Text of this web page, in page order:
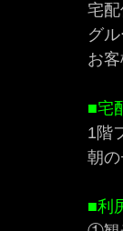
宅
グ
お
■宅
1階
朝
■利